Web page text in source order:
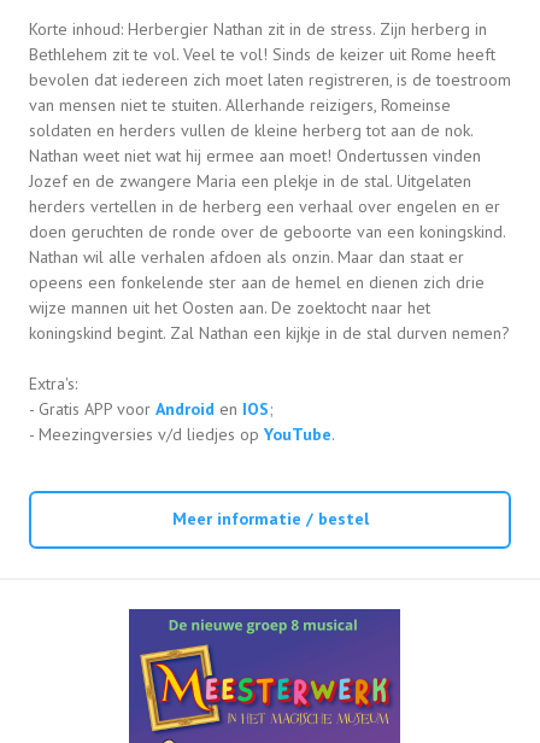
Korte inhoud: Herbergier Nathan zit in de stress. Zijn herberg in
Bethlehem zit te vol. Veel te vol! Sinds de keizer uit Rome heeft
bevolen dat iedereen zich moet laten registreren, is de toestroom
van mensen niet te stuiten. Allerhande reizigers, Romeinse
soldaten en herders vullen de kleine herberg tot aan de nok.
Nathan weet niet wat hij ermee aan moet! Ondertussen vinden
Jozef en de zwangere Maria een plekje in de stal. Uitgelaten
herders vertellen in de herberg een verhaal over engelen en er
doen geruchten de ronde over de geboorte van een koningskind.
Nathan wil alle verhalen afdoen als onzin. Maar dan staat er
opeens een fonkelende ster aan de hemel en dienen zich drie
wijze mannen uit het Oosten aan. De zoektocht naar het
koningskind begint. Zal Nathan een kijkje in de stal durven nemen?
Extra's:
- Gratis APP voor Android en IOS;
- Meezingversies v/d liedjes op YouTube.
Meer informatie / bestel